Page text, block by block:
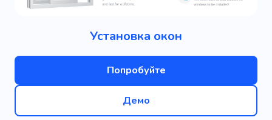
Установка окон
Попробуйте
Демо